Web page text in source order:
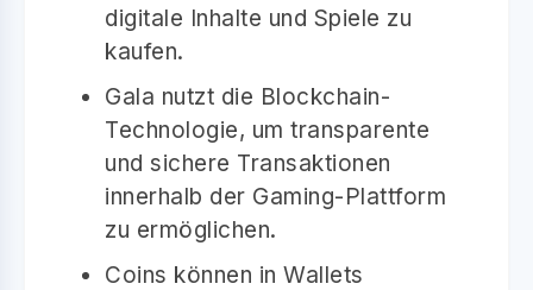
digitale Inhalte und Spiele zu
kaufen.
Gala nutzt die Blockchain-
Technologie, um transparente
und sichere Transaktionen
innerhalb der Gaming-Plattform
zu ermöglichen.
Coins können in Wallets